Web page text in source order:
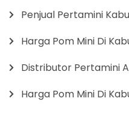
Penjual Pertamini
Harga Pom Mini Di
Distributor Pertamini
Harga Pom Mini Di